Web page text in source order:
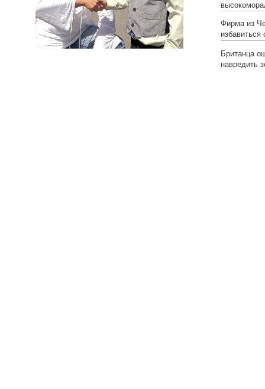
Фирма из
избавиться
Британца
навредить